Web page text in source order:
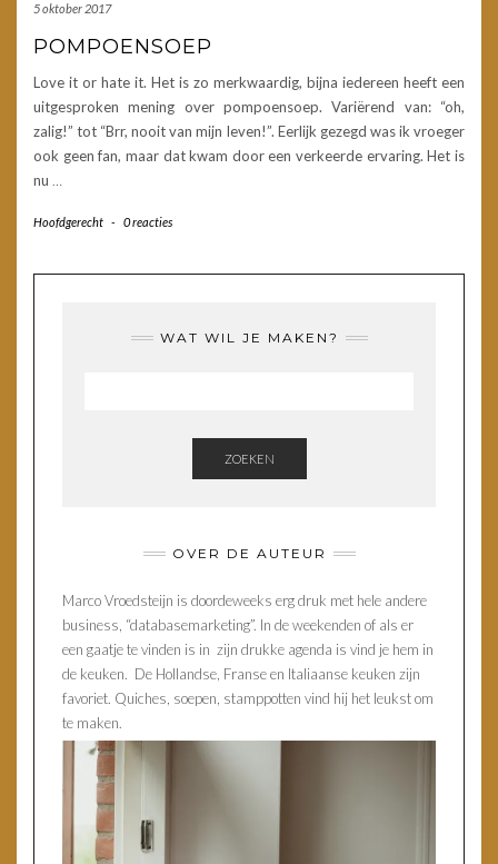
5 oktober 2017
POMPOENSOEP
Love it or hate it. Het is zo merkwaardig, bijna iedereen heeft een
uitgesproken mening over pompoensoep. Variërend van: “oh,
zalig!” tot “Brr, nooit van mijn leven!”. Eerlijk gezegd was ik vroeger
ook geen fan, maar dat kwam door een verkeerde ervaring. Het is
nu …
Hoofdgerecht - 0 reacties
WAT WIL JE MAKEN?
ZOEKEN
OVER DE AUTEUR
Marco Vroedsteijn is doordeweeks erg druk met hele andere
business, “databasemarketing”. In de weekenden of als er
een gaatje te vinden is in zijn drukke agenda is vind je hem in
de keuken. De Hollandse, Franse en Italiaanse keuken zijn
favoriet. Quiches, soepen, stamppotten vind hij het leukst om
te maken.